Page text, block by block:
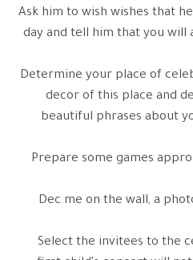
** Ask him to wish wishes that
day and tell him that you will
** Determine your place of
decor of this place and
beautiful phrases about
** Prepare some games
** Dec me on the wall, a
** Select the invitees to the